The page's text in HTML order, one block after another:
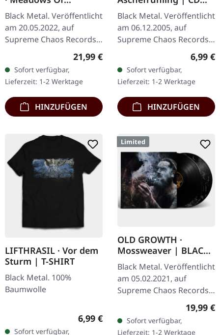
Nostalgia | BLACK 2LP
Black Metal. Veröffentlicht
am 20.05.2022, auf
Supreme Chaos Records.
Schwarzes Doppel-Vinyl
im Gatefold-Cover mit
bedrucktem Insert,
limitiert auf…
Regulärer Preis:
21,99 €
Sofort verfügbar,
Lieferzeit: 1-2 Werktage
HINZUFÜGEN
SINGLE
Black Metal. Veröffentlicht
am 06.12.2005, auf
Supreme Chaos Records.
CD-Single, limitiert auf
Exemplare. Nachdem die
Nachfrage nach…
6,99 €
Sofort verfügbar,
Lieferzeit: 1-2 Werktage
HINZUFÜGEN
LIFTHRASIL · Vor dem
Sturm | T-SHIRT
Black Metal. 100%
Baumwolle
Regulärer Preis:
6,99 €
Sofort verfügbar,
Limited
OLD GROWTH ·
Mossweaver | BLACK
2LP
Black Metal. Veröffentlicht
am 05.02.2021, auf
Supreme Chaos Records.
Schwarzes Doppel-Vinyl
im schweren Gatefold-
Cover mit bedrucktem
19,99 €
Sofort verfügbar,
Lieferzeit: 1-2 Werktage